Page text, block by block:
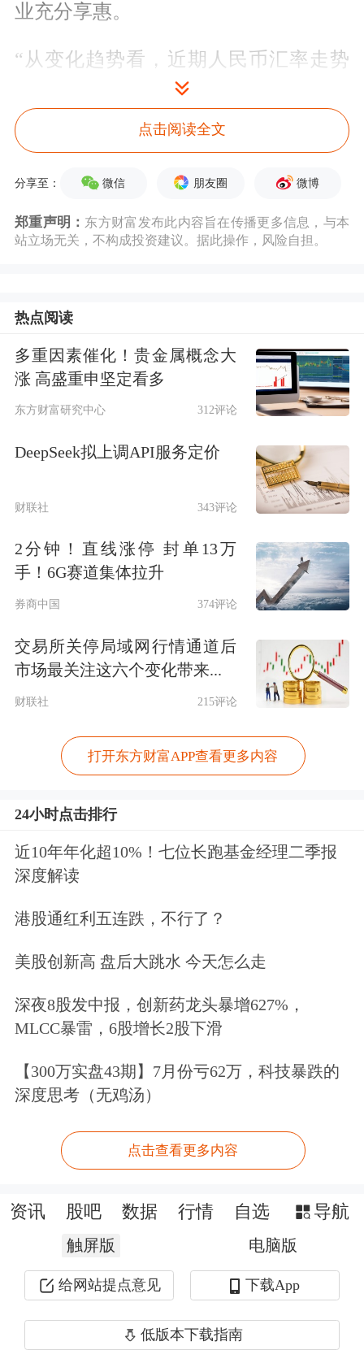
业充分享惠。
“从变化趋势看，近期人民币汇率走势
更加平稳。”国家外汇管理局副局长王
春英日前表示，3月中旬以来，国内主
要经济指标稳定向好，主要发达经济体
货币政策紧缩幅度也在缩小，节奏在放
缓，人民币汇率总体稳中有升。汇率是
实现了均衡。当前人民币的静止态体现
了三大因素的博弈：经济预期、结售汇
及美元。
中国人民银行国际司司长金中夏表示，
下一步，人民银行将不断完善以市场供
求为基础，参考一篮子货币进行调节，
有管理的浮动汇率制度，并且继续深化
汇率市场化改革，增强人民币汇率弹
性，引导企业和金融机构树立风险中性
理念，综合施策、稳定预期，保持人民
币汇率在合理均衡水平上的基本稳定。
升值通道，未来两个季度人民币汇率高
找到经济位置感，感受到内生性增长动
能。第二，美元贬值将触发企业结汇，
并加速人民币升值。疫后三年中国贸易
顺差显著高于银行结售汇差额表明存在
大量出口企业未结汇的情况。假若美元
别是人民币）进行贸易结算，后续企业
第三，一旦人民币重回升值通道，外资
原标题：人民币中间价调贬390个基点，机构预计二季度汇率重回
点击阅读全文
分享至： 微信 朋友圈 微博
郑重声明： 东方财富发布此内容旨在传播更多信息，与本
站立场无关，不构成投资建议。据此操作，风险自担。
热点阅读
多重因素催化！贵金属概念大
涨 高盛重申坚定看多
东方财富研究中心 312评论
DeepSeek拟上调API服务定价
财联社 343评论
2分钟！直线涨停 封单13万
手！6G赛道集体拉升
券商中国 374评论
交易所关停局域网行情通道后
市场最关注这六个变化带来...
财联社 215评论
打开东方财富APP查看更多内容
24小时点击排行
近10年年化超10%！七位长跑基金经理二季报
深度解读
港股通红利五连跌，不行了？
美股创新高 盘后大跳水 今天怎么走
深夜8股发中报，创新药龙头暴增627%，
MLCC暴雷，6股增长2股下滑
【300万实盘43期】7月份亏62万，科技暴跌的
深度思考（无鸡汤）
点击查看更多内容
资讯 股吧 数据 行情 自选 导航
触屏版 电脑版
给网站提点意见 下载App
低版本下载指南